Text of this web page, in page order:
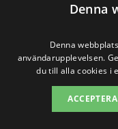
När du
Knipplakan du
tar hand om
leverans
Denna
Denna
användarupplevelsen.
du till alla cookies i